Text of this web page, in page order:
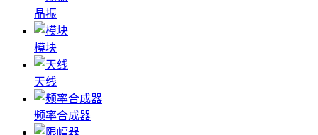
晶振
模块
天线
频率合成器